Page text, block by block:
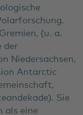
(u. a.
der
Niedersachsen,
Antarctic
Sie
als eine